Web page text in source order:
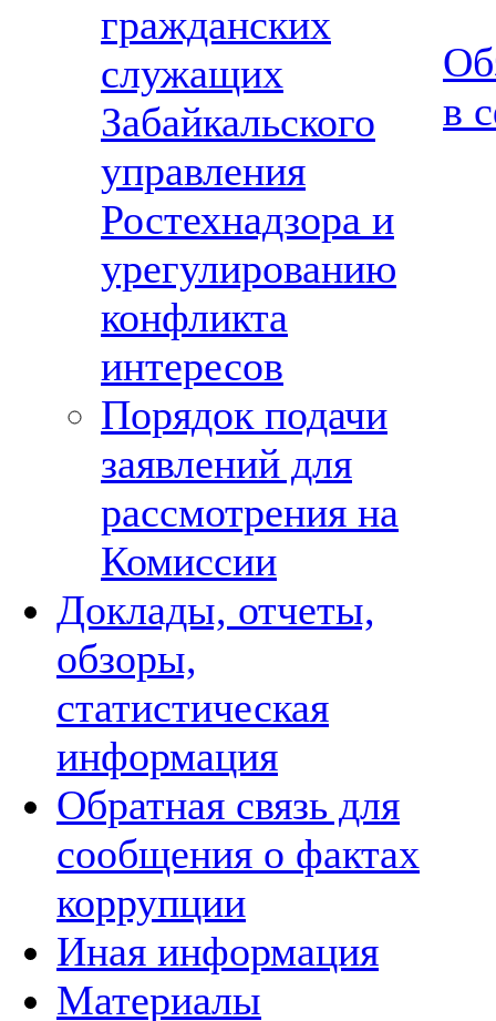
гражданских
служащих
Забайкальского
управления
Ростехнадзора и
урегулированию
конфликта
интересов
Порядок подачи
заявлений для
рассмотрения на
Комиссии
Доклады, отчеты,
обзоры,
статистическая
информация
Обратная связь для
сообщения о фактах
коррупции
Иная информация
Материалы
в